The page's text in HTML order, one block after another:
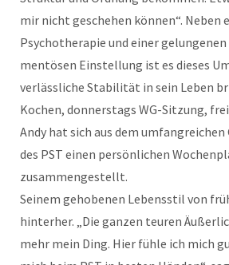
mir nicht geschehen können“. Neben
Psychotherapie und einer
mentösen Einstellung ist es dieses
verlässliche Stabilität in sein Leben
Kochen, donnerstags WG-Sitzung,
Andy hat sich aus dem
des PST einen persönlichen
zusammengestellt.
Seinem gehobenen Lebensstil von
hinterher. „Die ganzen teuren
mehr mein Ding. Hier fühle ich mich